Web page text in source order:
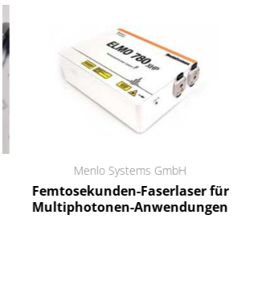
Menlo Systems GmbH
Femtosekunden-Faserlaser für
Multiphotonen-Anwendungen